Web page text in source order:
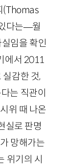
(Thomas
다는—월
임을 확인
에서 2011
감한 것,
는 직관이
위 때 나온
실로 판명
망해가는
위기의 시